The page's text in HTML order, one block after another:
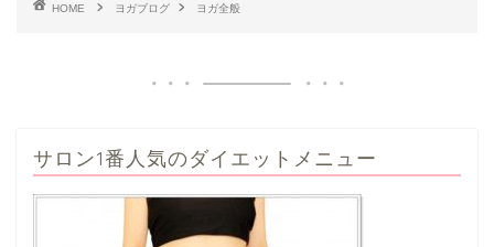
HOME ヨガブログ ヨガ全般
サロン1番人気のダイエットメニュー